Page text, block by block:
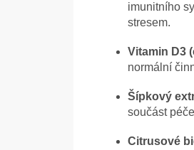
imunitního
stresem.
Vitamin D3
normální
Šípkový
součást
Citrusové